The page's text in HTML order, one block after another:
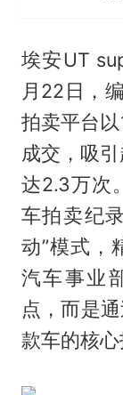
埃安UT
月22日，
拍卖平台
成交，吸
达2.3万次
车拍卖纪
动”模式，
汽车事业
点，而是
款车的核心